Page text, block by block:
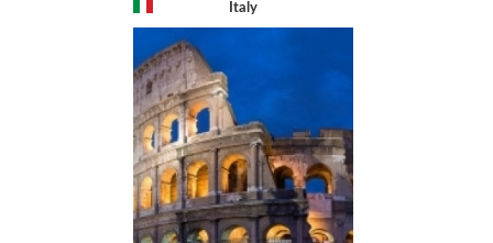
Italy